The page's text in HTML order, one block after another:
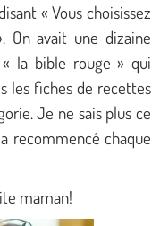
« Vous choisissez
On avait une dizaine
la bible rouge » qui
les fiches de recettes
Je ne sais plus ce
recommencé chaque
maman!